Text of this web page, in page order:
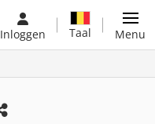
Inloggen Taal Menu